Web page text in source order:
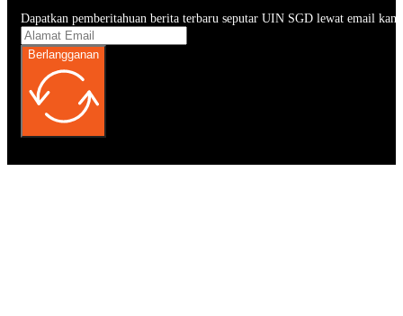
Dapatkan pemberitahuan berita terbaru seputar UIN SGD lewat email
Berlangganan